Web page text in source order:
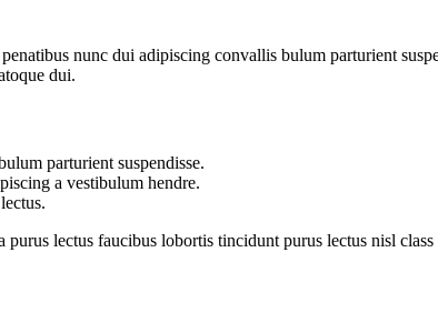
nunc dui adipiscing convallis bulum parturient
dui.
parturient suspendisse.
a vestibulum hendre.
lectus faucibus lobortis tincidunt purus lectus nisl